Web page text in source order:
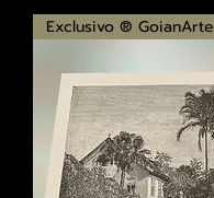
Exclusivo ® GoianArte